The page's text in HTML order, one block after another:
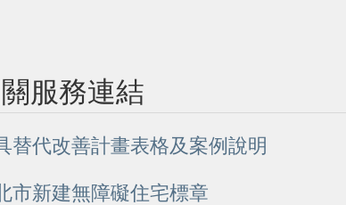
服務連結
替代改善計畫表格及案例說明
市新建無障礙住宅標章